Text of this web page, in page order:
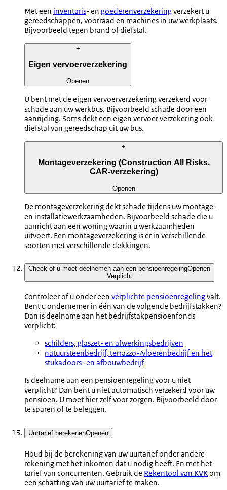
Met een inventaris- en goederenverzekeringverzekert u
gereedschappen, voorraad en machines in uw werkplaats.
Bijvoorbeeld tegen brand of diefstal.
+
Eigen vervoerverzekering
Openen
U bent met de eigen vervoerverzekering verzekerd voor
schade aan uw werkbus. Bijvoorbeeld schade door een
aanrijding. Soms dekt een eigen vervoer verzekering ook
diefstal van gereedschap uit uw bus.
+
Montageverzekering (Construction All Risks,
CAR-verzekering)
Openen
De montageverzekering dekt schade tijdens uw montage-
en installatiewerkzaamheden. Bijvoorbeeld schade die u
aanricht aan een woning waarin u werkzaamheden
uitvoert. Een montageverzekering is er in verschillende
soorten met verschillende dekkingen.
Check of u moet deelnemen aan een pensioenregelingOpenen
Verplicht
Controleer of u onder een verplichte pensioenregelingvalt.
Bent u ondernemer in één van de volgende bedrijfstakken?
Dan is deelname aan het bedrijfstakpensioenfonds
verplicht:
schilders, glaszet- en afwerkingsbedrijven
natuursteenbedrijf, terrazzo-/vloerenbedrijf en het
stukadoors- en afbouwbedrijf
Is deelname aan een pensioenregeling voor u niet
verplicht? Dan bent u niet automatisch verzekerd voor uw
pensioen. U moet hier zelf voor zorgen. Bijvoorbeeld door
te sparen of te beleggen.
Uurtarief berekenenOpenen
Houd bij de berekening van uw uurtarief onder andere
rekening met het inkomen dat u nodig heeft. En met het
tarief van concurrenten. Gebruik de Rekentool van KVKom
een schatting van uw uurtarief te maken.